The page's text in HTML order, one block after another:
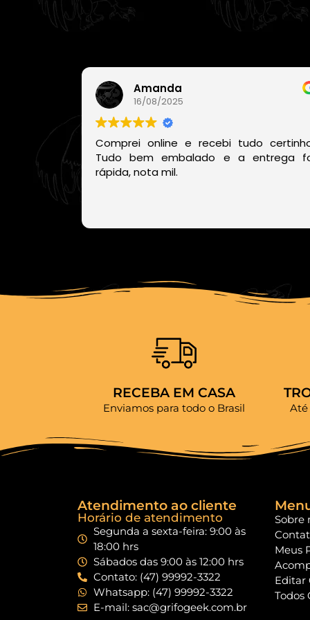
Amanda
16/08/2025
Comprei online e recebi tudo
Tudo bem embalado e a entrega
rápida, nota mil.
RECEBA EM CASA
Enviamos para todo o Brasil Até
Atendimento ao cliente
Horário de atendimento
Segunda a sexta-feira: 9:00 às
18:00 hrs
Sábados das 9:00 às 12:00 hrs
Contato: (47) 99992-3322
Whatsapp: (47) 99992-3322
E-mail: sac@grifogeek.com.br
Sobre
Meus
Editar
Todos